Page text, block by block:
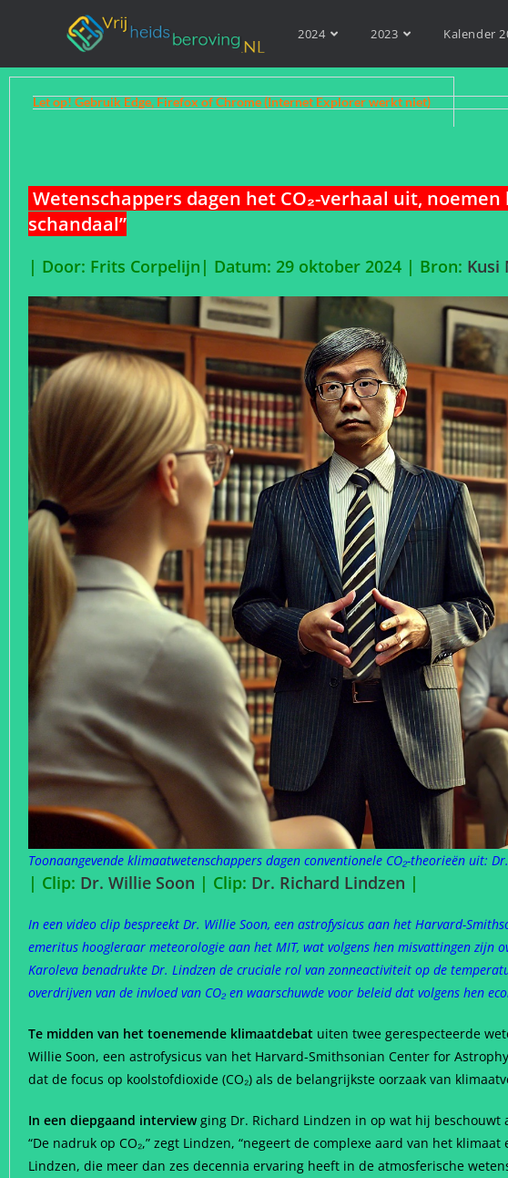
2024 2023 Kalender
Let op! Gebruik Edge, Firefox of Chrome (Internet Explorer werkt niet)
Wetenschappers dagen het CO₂-verhaal uit,
schandaal”
| Door: Frits Corpelijn| Datum: 29 oktober 2024 | Bron: Kusi
Toonaangevende klimaatwetenschappers dagen conventionele CO₂-theorieën uit:
| Clip: Dr. Willie Soon | Clip: Dr. Richard Lindzen |
In een video clip bespreekt Dr. Willie Soon, een astrofysicus aan het Harvard-
emeritus hoogleraar meteorologie aan het MIT, wat volgens hen misvattingen zijn
Karoleva benadrukte Dr. Lindzen de cruciale rol van zonneactiviteit op de
overdrijven van de invloed van CO₂ en waarschuwde voor beleid dat volgens hen
Te midden van het toenemende klimaatdebat uiten twee gerespecteerde
Willie Soon, een astrofysicus van het Harvard-Smithsonian Center for
dat de focus op koolstofdioxide (CO₂) als de belangrijkste oorzaak van
In een diepgaand interviewging Dr. Richard Lindzen in op wat hij beschouwt
“De nadruk op CO₂,” zegt Lindzen, “negeert de complexe aard van het
Lindzen, die meer dan zes decennia ervaring heeft in de atmosferische